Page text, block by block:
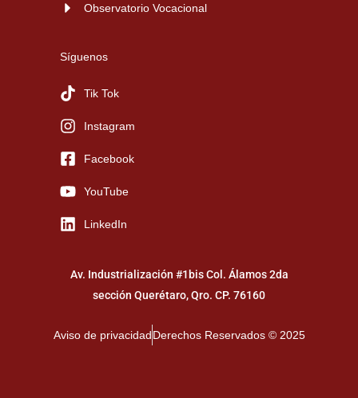
Observatorio Vocacional
Síguenos
Tik Tok
Instagram
Facebook
YouTube
LinkedIn
Av. Industrialización #1bis Col. Álamos 2da
sección Querétaro, Qro. CP. 76160
Aviso de privacidadDerechos Reservados © 2025